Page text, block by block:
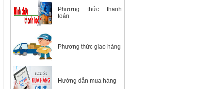
TAY QUAY A85 AKIKO
GIƯỜNG BỆNH NHÂN ĐA CHỨC NĂNG 3
TAY QUAY A83 AKIKO
Phương thức thanh
toán
Phương thức giao hàng
Hướng dẫn mua hàng